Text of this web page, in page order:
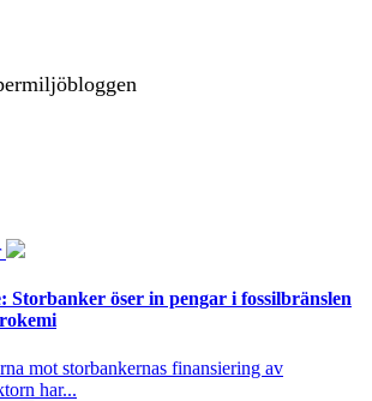
Storbanker öser in pengar i fossilbränslen
mot storbankernas finansiering av
har...